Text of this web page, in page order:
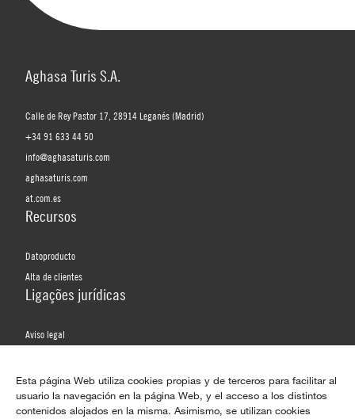
Esta página Web utiliza cookies propias y de terceros para facilitar al
usuario la navegación en la página Web, y el acceso a los distintos
contenidos alojados en la misma. Asimismo, se utilizan cookies
Aghasa Turis S.A.
Calle de Rey Pastor 17, 28914 Leganés (Madrid)
+34 91 633 44 50
info@aghasaturis.com
aghasaturis.com
at.com.es
Recursos
Datoproducto
Alta de clientes
Ligações jurídicas
Aviso legal
Política de privacidade das redes sociais
Política de cookies